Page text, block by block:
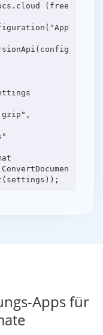
(free
Apps für